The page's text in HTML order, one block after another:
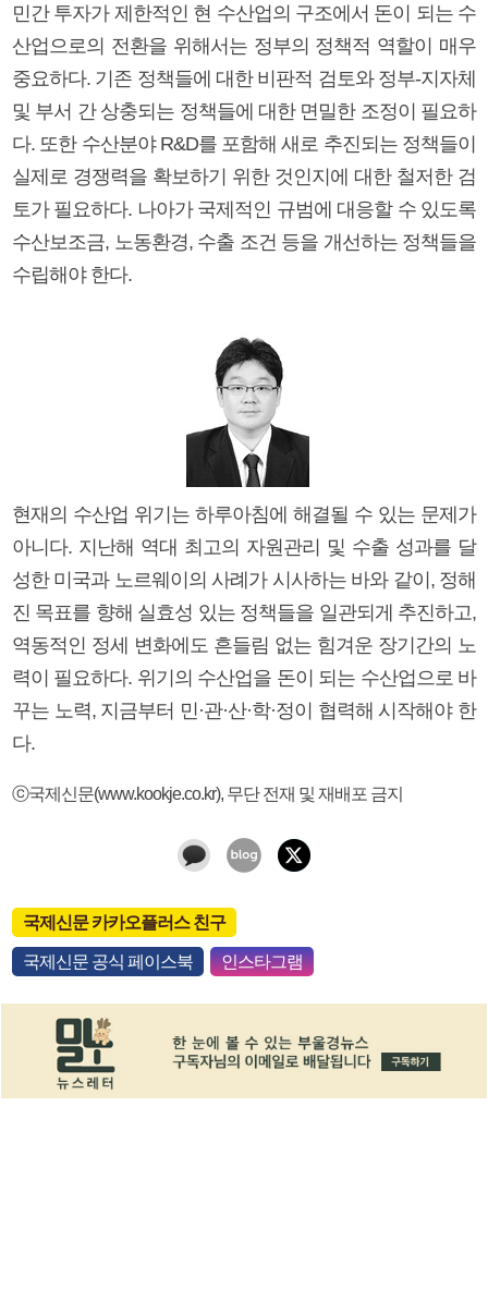
민간 투자가 제한적인 현 수산업의 구조에서 돈이 되는 수
산업으로의 전환을 위해서는 정부의 정책적 역할이 매우
중요하다. 기존 정책들에 대한 비판적 검토와 정부-지자체
및 부서 간 상충되는 정책들에 대한 면밀한 조정이 필요하
다. 또한 수산분야 R&D를 포함해 새로 추진되는 정책들이
실제로 경쟁력을 확보하기 위한 것인지에 대한 철저한 검
토가 필요하다. 나아가 국제적인 규범에 대응할 수 있도록
수산보조금, 노동환경, 수출 조건 등을 개선하는 정책들을
수립해야 한다.
현재의 수산업 위기는 하루아침에 해결될 수 있는 문제가
아니다. 지난해 역대 최고의 자원관리 및 수출 성과를 달
성한 미국과 노르웨이의 사례가 시사하는 바와 같이, 정해
진 목표를 향해 실효성 있는 정책들을 일관되게 추진하고,
역동적인 정세 변화에도 흔들림 없는 힘겨운 장기간의 노
력이 필요하다. 위기의 수산업을 돈이 되는 수산업으로 바
꾸는 노력, 지금부터 민·관·산·학·정이 협력해 시작해야 한
다.
ⓒ국제신문(www.kookje.co.kr), 무단 전재 및 재배포 금지
국제신문 카카오플러스 친구
국제신문 공식 페이스북 인스타그램